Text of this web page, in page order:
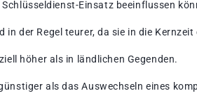
Einsatz beeinflussen
in der Regel teurer, da sie in die
höher als in ländlichen Gegenden.
als das Auswechseln eines